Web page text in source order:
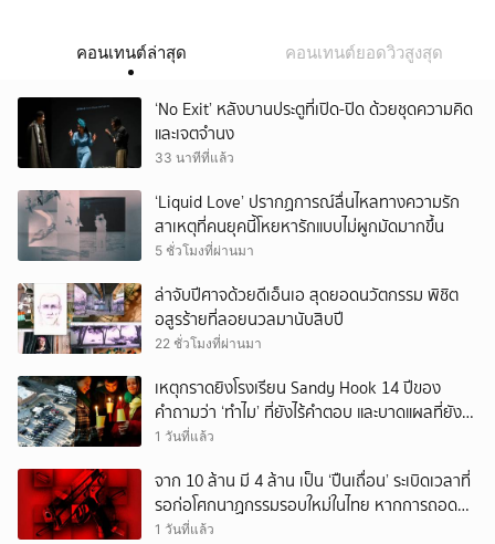
คอนเทนต์ล่าสุด คอนเทนต์ยอดวิวสูงสุด
‘No Exit’ หลังบานประตูที่เปิด-ปิด ด้วยชุดความคิด
และเจตจำนง
33 นาทีที่แล้ว
‘Liquid Love’ ปรากฏการณ์ลื่นไหลทางความรัก
สาเหตุที่คนยุคนี้โหยหารักแบบไม่ผูกมัดมากขึ้น
5 ชั่วโมงที่ผ่านมา
ล่าจับปีศาจด้วยดีเอ็นเอ สุดยอดนวัตกรรม พิชิต
อสูรร้ายที่ลอยนวลมานับสิบปี
22 ชั่วโมงที่ผ่านมา
เหตุกราดยิงโรงเรียน Sandy Hook 14 ปีของ
คำถามว่า ‘ทำไม’ ที่ยังไร้คำตอบ และบาดแผลที่ยัง
ทวงความรับผิดชอบไม่จบ
1 วันที่แล้ว
จาก 10 ล้าน มี 4 ล้าน เป็น ‘ปืนเถื่อน’ ระเบิดเวลาที่
รอก่อโศกนาฏกรรมรอบใหม่ในไทย หากการถอดบท
เรียนของรัฐเป็นเพียง ‘ลมปาก’
1 วันที่แล้ว